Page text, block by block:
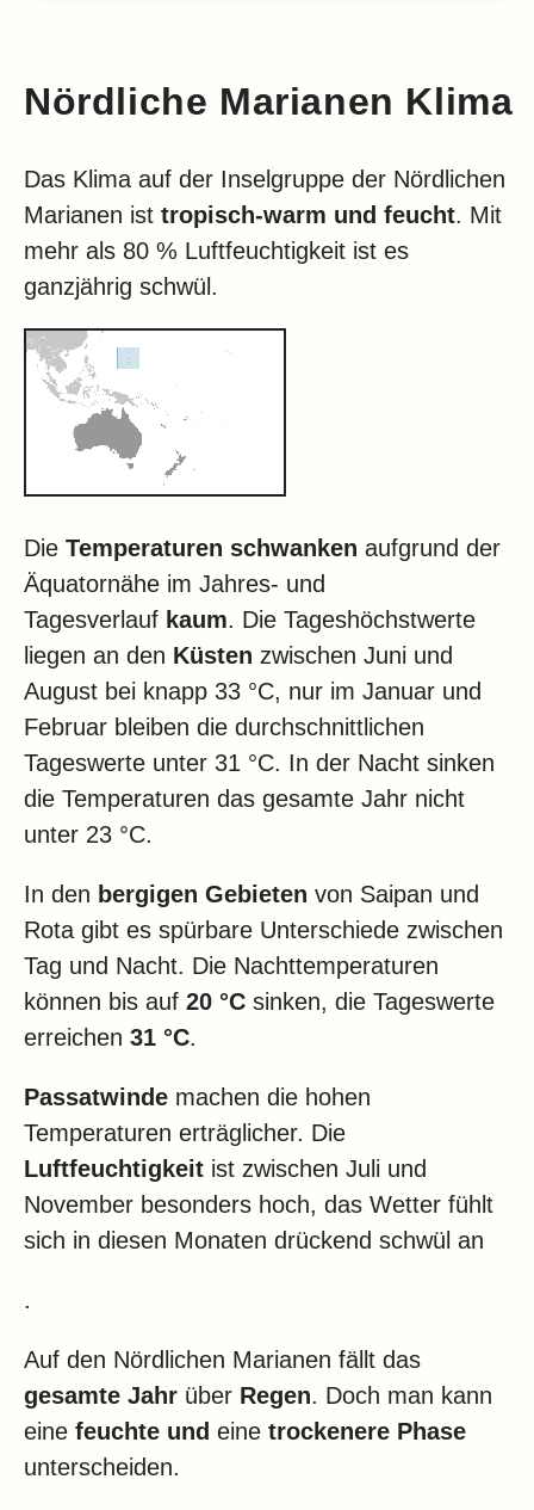
Nördliche Marianen Klima
Das Klima auf der Inselgruppe der Nördlichen
Marianen ist tropisch-warm und feucht. Mit
mehr als 80 % Luftfeuchtigkeit ist es
ganzjährig schwül.
Die Temperaturen schwanken aufgrund der
Äquatornähe im Jahres- und
Tagesverlauf kaum. Die Tageshöchstwerte
liegen an den Küsten zwischen Juni und
August bei knapp 33 °C, nur im Januar und
Februar bleiben die durchschnittlichen
Tageswerte unter 31 °C. In der Nacht sinken
die Temperaturen das gesamte Jahr nicht
unter 23 °C.
In den bergigen Gebieten von Saipan und
Rota gibt es spürbare Unterschiede zwischen
Tag und Nacht. Die Nachttemperaturen
können bis auf 20 °C sinken, die Tageswerte
erreichen 31 °C.
Passatwinde machen die hohen
Temperaturen erträglicher. Die
Luftfeuchtigkeit ist zwischen Juli und
November besonders hoch, das Wetter fühlt
sich in diesen Monaten drückend schwül an
.
Auf den Nördlichen Marianen fällt das
gesamte Jahr über Regen. Doch man kann
eine feuchte und eine trockenere Phase
unterscheiden.